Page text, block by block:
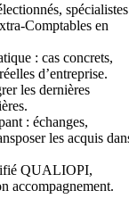
spécialistes
Comptables en
: cas concrets,
d’entreprise.
les dernières
: échanges,
les acquis
QUALIOPI,
accompagnement.